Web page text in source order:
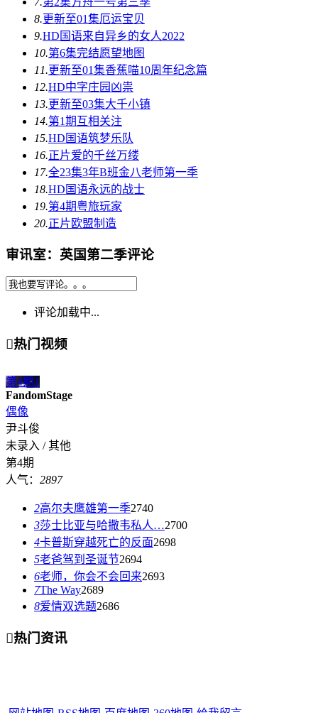
8.更新至01集厄运宝贝
9.HD国语来自异乡的女人2022
10.第6集完结愿望地图
11.更新至01集香蕉喵10周年纪念篇
12.HD中字庄园凶祟
13.更新至03集大千小镇
14.第1期互相关注
15.HD国语筑梦乐队
16.正片爱的千丝万缕
17.全23集3年B班金八老师第一季
18.HD国语永远的战士
19.第4期粤旅玩家
20.正片欧盟制造
审讯室：英国第二季评论
评论加载中...
热门视频
第4期1
FandomStage
偶像
尹斗俊
未录入 / 其他
第4期
人气： 2897
2高尔夫鹰雄第一季2740
3莎士比亚与哈撒韦私人…2700
4卡普斯穿越死亡的反面2698
5老爸驾到圣诞节2694
6老师，你会不会回来2693
7The Way2689
8爱情双选题2686
热门资讯